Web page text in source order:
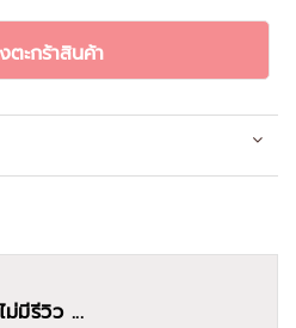
ตะกร้าสินค้า
ม่มีรีวิว ...